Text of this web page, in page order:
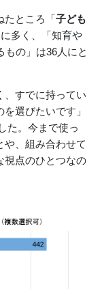
たところ「子ども
多く、「知育や
もの」は36人にと
、すでに持ってい
選びたいです」
た。今まで使っ
や、組み合わせて
視点のひとつなの